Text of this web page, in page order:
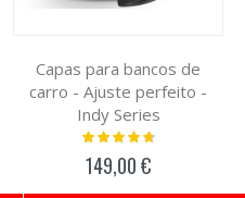
Capas para bancos de
carro - Ajuste perfeito -
Indy Series
Classificação:
149,00 €